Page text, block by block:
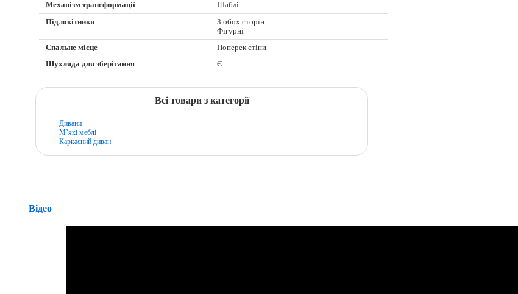
Механізм трансформації
Шаблі
Підлокітники
З обох сторін
Фігурні
Спальне місце
Поперек стіни
Шухляда для зберігання
Є
Всі товари з категорії
Дивани
М’які меблі
Каркасний диван
Відео